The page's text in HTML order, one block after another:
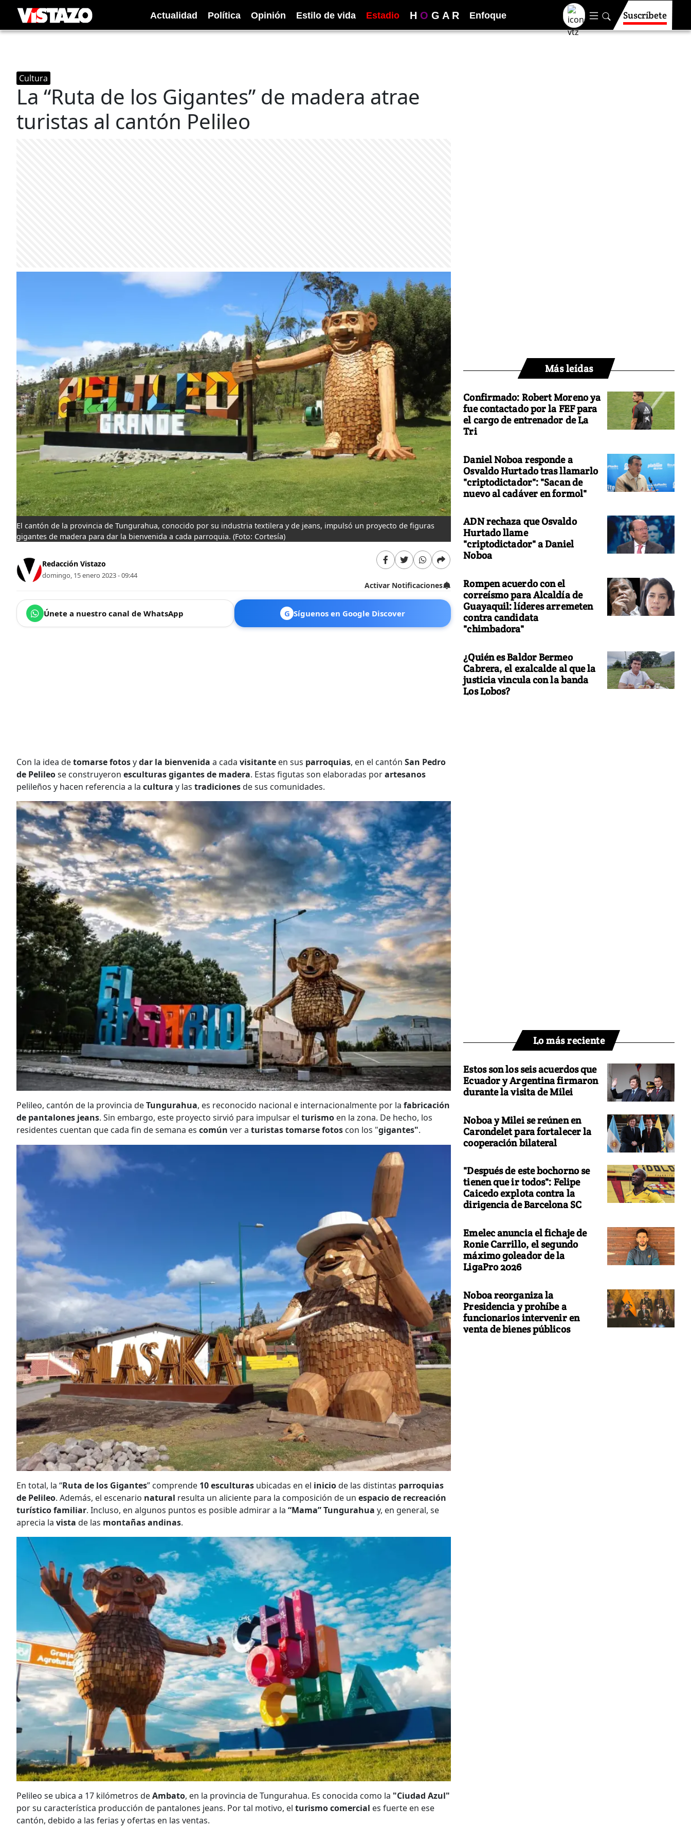
Actualidad Política Opinión Estilo de vida Estadio H O G A R Enfoque Suscríbete
Cultura
La “Ruta de los Gigantes” de madera atrae
turistas al cantón Pelileo
El cantón de la provincia de Tungurahua, conocido por su industria textilera y de jeans, impulsó un proyecto de figuras
gigantes de madera para dar la bienvenida a cada parroquia. (Foto: Cortesía)
Redacción Vistazo
domingo, 15 enero 2023 - 09:44
Activar Notificaciones
Únete a nuestro canal de WhatsApp G Síguenos en Google Discover
Con la idea detomarse fotosydar la bienvenida a cada visitante en sus parroquias, en el cantón San Pedro
de Pelileose construyeron esculturas gigantes de madera. Estas figutas son elaboradas porartesanos
pelileños y hacen referencia a la cultura y las tradicionesde sus comunidades.
Pelileo, cantón de la provincia deTungurahua, es reconocido nacional e internacionalmente por la fabricación
de pantalones jeans. Sin embargo, este proyecto sirvió para impulsar el turismo en la zona. De hecho, los
residentes cuentan que cada fin de semana es común ver a turistas tomarse fotos con los "gigantes".
En total, la “Ruta de los Gigantes” comprende 10 esculturas ubicadas en el iniciode las distintas parroquias
de Pelileo. Además, el escenario natural resulta un aliciente para la composición de un espacio de recreación
turístico familiar. Incluso, en algunos puntos es posible admirar a la “Mama” Tungurahua y, en general, se
aprecia la vista de las montañas andinas.
Pelileo se ubica a 17 kilómetros deAmbato, en la provincia de Tungurahua. Es conocida como la "Ciudad Azul"
por su característica producción de pantalones jeans. Por tal motivo, el turismo comercial es fuerte en ese
cantón, debido a las ferias y ofertas en las ventas.
Más leídas
Confirmado: Robert Moreno ya
fue contactado por la FEF para
el cargo de entrenador de La
Tri
Daniel Noboa responde a
Osvaldo Hurtado tras llamarlo
"criptodictador": "Sacan de
nuevo al cadáver en formol"
ADN rechaza que Osvaldo
Hurtado llame
"criptodictador" a Daniel
Noboa
Rompen acuerdo con el
correísmo para Alcaldía de
Guayaquil: líderes arremeten
contra candidata
"chimbadora"
¿Quién es Baldor Bermeo
Cabrera, el exalcalde al que la
justicia vincula con la banda
Los Lobos?
Lo más reciente
Estos son los seis acuerdos que
Ecuador y Argentina firmaron
durante la visita de Milei
Noboa y Milei se reúnen en
Carondelet para fortalecer la
cooperación bilateral
"Después de este bochorno se
tienen que ir todos": Felipe
Caicedo explota contra la
dirigencia de Barcelona SC
Emelec anuncia el fichaje de
Ronie Carrillo, el segundo
máximo goleador de la
LigaPro 2026
Noboa reorganiza la
Presidencia y prohíbe a
funcionarios intervenir en
venta de bienes públicos